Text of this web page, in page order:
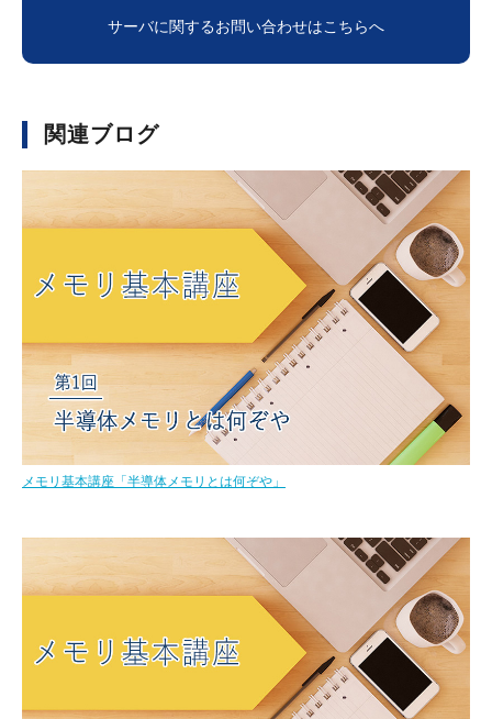
サーバに関するお問い合わせはこちらへ
関連ブログ
メモリ基本講座「半導体メモリとは何ぞや」